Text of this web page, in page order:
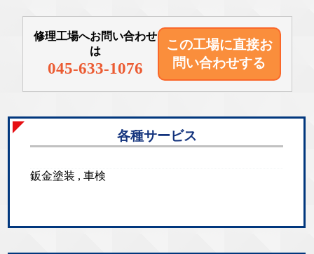
修理工場へお問い合わせ
は
045-633-1076
この工場に直接お
問い合わせする
各種サービス
鈑金塗装 , 車検